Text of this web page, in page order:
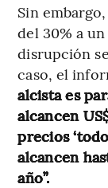
Sin
del 30% a
disrupción
caso, el
alcista es
alcancen
precios
alcancen
año”.